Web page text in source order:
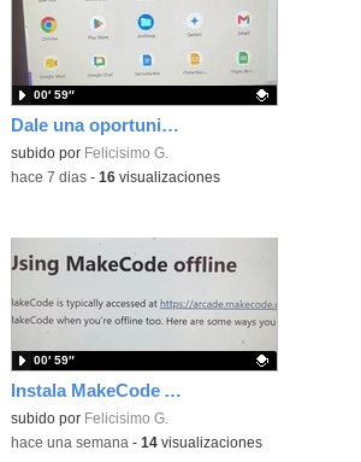
Dale una oportunidad a los Chromebooks y utiliza un proyector para realizar talleres si no tienes pantallas táctiles
Contenido educativo.
subido por Felicisimo G.
00′ 59″
-hace 7 dias- 16visualizaciones
Instala MakeCode Arcade para trabajar offline en tu tablet, ordenador, Chromebook
Contenido educativo.
subido por Felicisimo G.
00′ 59″
-hace una semana - 14visualizaciones